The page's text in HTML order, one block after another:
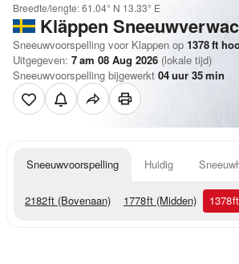
Breedte/lengte:61.04° N 13.33° E
Kläppen
Sneeuwvoorspelling voor Klappen op 1378ft
Uitgegeven: 7 am 08 Aug 2026 (lokale tijd)
Sneeuwvoorspelling bijgewerkt 04uur 35min
Sneeuwvoorspelling Huidig
2182ft (Bovenaan) 1778ft (Midden) 1378ft